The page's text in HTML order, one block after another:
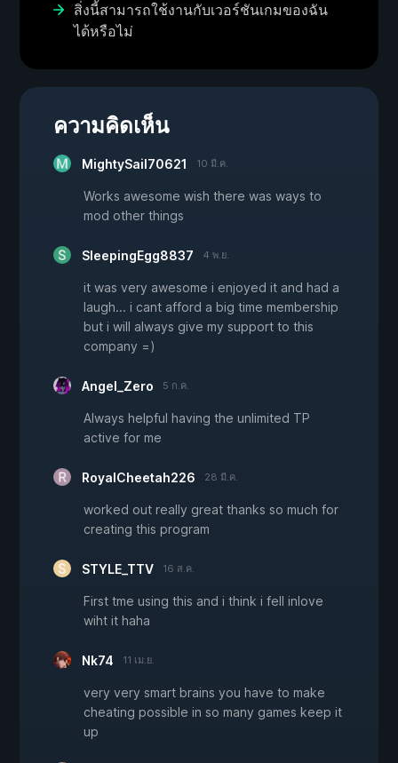
สิ่งนี้สามารถใช้งานกับเวอร์ชันเกมของฉัน
ได้หรือไม่
ความคิดเห็น
MightySail70621 10 มี.ค.
Works awesome wish there was ways to
mod other things
SleepingEgg8837 4 พ.ย.
it was very awesome i enjoyed it and had a
laugh... i cant afford a big time membership
but i will always give my support to this
company =)
Angel_Zero 5 ก.ค.
Always helpful having the unlimited TP
active for me
RoyalCheetah226 28 มี.ค.
worked out really great thanks so much for
creating this program
STYLE_TTV 16 ส.ค.
First tme using this and i think i fell inlove
wiht it haha
Nk74 11 เม.ย.
very very smart brains you have to make
cheating possible in so many games keep it
up